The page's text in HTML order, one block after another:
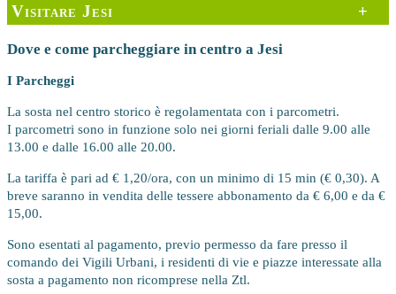
Visitare Jesi +
Dove e come parcheggiare in centro a Jesi
I Parcheggi
La sosta nel centro storico è regolamentata con i parcometri.
I parcometri sono in funzione solo nei giorni feriali dalle 9.00 alle
13.00 e dalle 16.00 alle 20.00.
La tariffa è pari ad € 1,20/ora, con un minimo di 15 min (€ 0,30). A
breve saranno in vendita delle tessere abbonamento da € 6,00 e da €
15,00.
Sono esentati al pagamento, previo permesso da fare presso il
comando dei Vigili Urbani, i residenti di vie e piazze interessate alla
sosta a pagamento non ricomprese nella Ztl.